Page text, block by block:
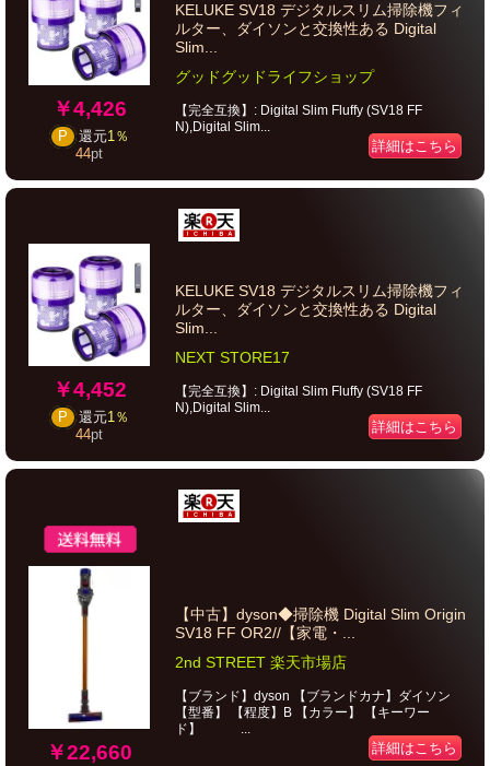
￥4,426
P 還元1％
44pt
KELUKE SV18 デジタルスリム掃除機フィ
ルター、ダイソンと交換性ある Digital
Slim...
グッドグッドライフショップ
【完全互換】: Digital Slim Fluffy (SV18 FF
N),Digital Slim...
詳細はこちら
￥4,452
P 還元1％
44pt
KELUKE SV18 デジタルスリム掃除機フィ
ルター、ダイソンと交換性ある Digital
Slim...
NEXT STORE17
【完全互換】: Digital Slim Fluffy (SV18 FF
N),Digital Slim...
詳細はこちら
￥22,660
【中古】dyson◆掃除機 Digital Slim Origin
SV18 FF OR2//【家電・...
2nd STREET 楽天市場店
【ブランド】dyson 【ブランドカナ】ダイソン
【型番】 【程度】B 【カラー】 【キーワー
ド】 ...
詳細はこちら